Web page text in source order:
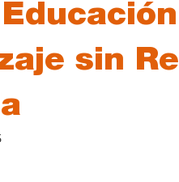
Investigación
Casos de estudio
sin